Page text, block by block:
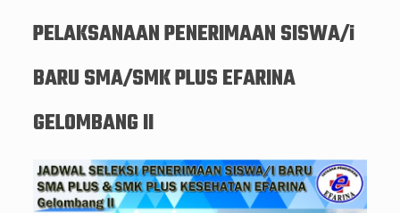
PELAKSANAAN PENERIMAAN SISWA/i
BARU SMA/SMK PLUS EFARINA
GELOMBANG II